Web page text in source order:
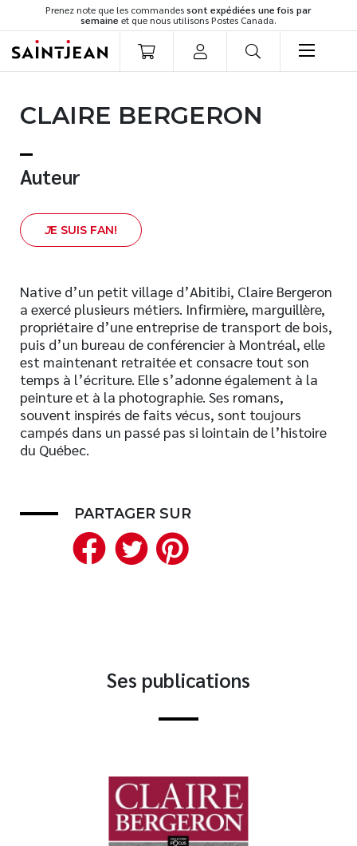
Prenez note que les commandessont expédiées une fois par
semaine et que nous utilisons Postes Canada.
Romans
Développement personnel
Spiritualité
Famille
Témoignages
Vie pratique
Finances
Nouveautés
Numérique
Livres audio
Meilleurs vendeurs
AUTEURS
À PROPOS
CLAIRE BERGERON
Auteur
JE SUIS FAN!
Native d’un petit village d’Abitibi, Claire Bergeron
a exercé plusieurs métiers. Infirmière, marguillère,
propriétaire d’une entreprise de transport de bois,
puis d’un bureau de conférencier à Montréal, elle
est maintenant retraitée et consacre tout son
temps à l’écriture. Elle s’adonne également à la
peinture et à la photographie. Ses romans,
souvent inspirés de faits vécus, sont toujours
campés dans un passé pas si lointain de l’histoire
du Québec.
PARTAGER SUR
Facebook
Twitter
Ses publications